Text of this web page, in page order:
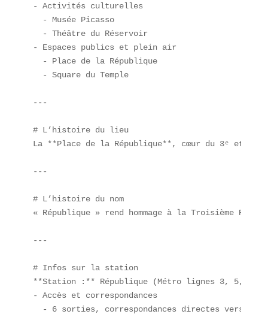
- Activités culturelles
  - Musée Picasso
  - Théâtre du Réservoir
- Espaces publics et plein air
  - Place de la République
  - Square du Temple
---
# L’histoire du lieu
La **Place de la République**, cœur du 3ᵉ et
---
# L’histoire du nom
« République » rend hommage à la Troisième
---
# Infos sur la station
**Station :** République (Métro lignes 3, 5, 8,
- Accès et correspondances
- 6 sorties, correspondances directes vers